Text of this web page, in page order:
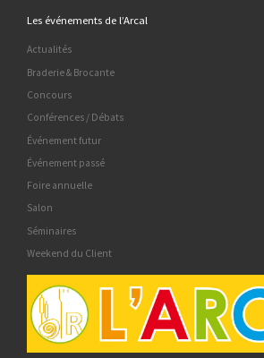
Les événements de l’Arcal
Actualités
Braderie & Brocante
Concours
Conférences / Débats
Événement futur
Événement passé
Foire annuelle
Salon
Séminaires
Weekend du Client